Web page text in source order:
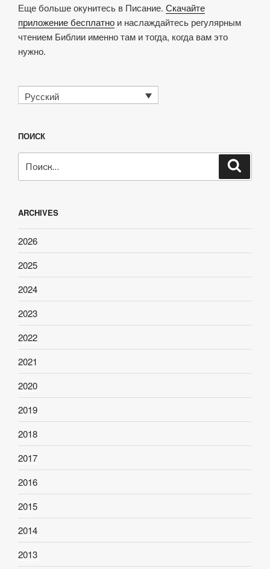
Еще больше окунитесь в Писание. Скачайте
приложение бесплатно и наслаждайтесь регулярным
чтением Библии именно там и тогда, когда вам это
нужно.
Русский
ПОИСК
ARCHIVES
2026
2025
2024
2023
2022
2021
2020
2019
2018
2017
2016
2015
2014
2013